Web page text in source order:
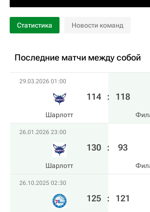
Статистика Новости команд
Последние матчи между собой
29.03.2026 01:00
Шарлотт
114 : 118
26.01.2026 23:00
Шарлотт
130 : 93
26.10.2025 02:30
125 : 121